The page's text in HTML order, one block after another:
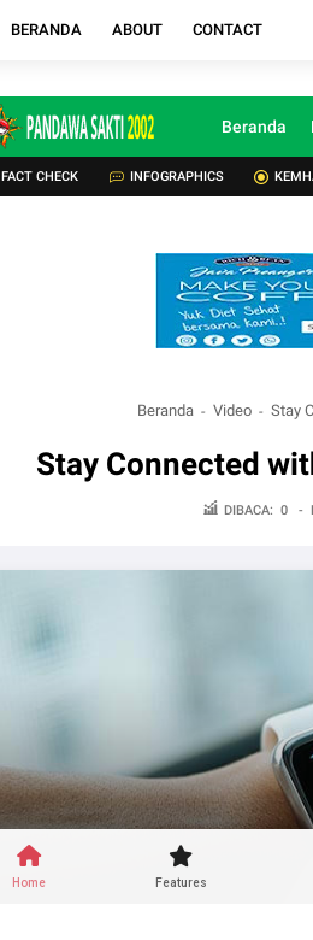
BERANDA ABOUT CONTACT
Beranda
FACT CHECK INFOGRAPHICS
Beranda Video Stay
Stay Connected
DIBACA: 0 -